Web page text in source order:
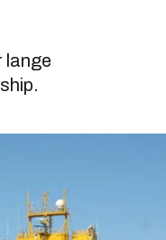
lange